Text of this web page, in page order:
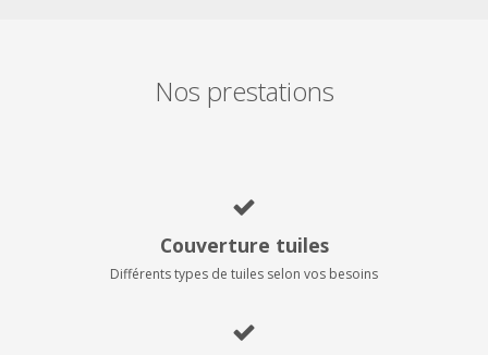
Nos prestations
Couverture tuiles
Différents types de tuiles selon vos besoins